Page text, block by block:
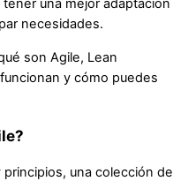
una mejor adaptación
necesidades.
son Agile, Lean
y cómo puedes
una colección de